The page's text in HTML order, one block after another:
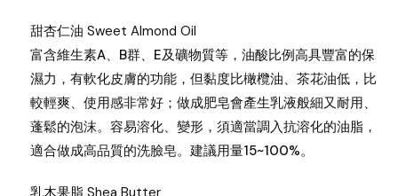
甜杏仁油 Sweet Almond Oil
富含維生素A、B群、E及礦物質等，油酸比例高具豐富的保
濕力，有軟化皮膚的功能，但黏度比橄欖油、茶花油低，比
較輕爽、使用感非常好；做成肥皂會產生乳液般細又耐用、
蓬鬆的泡沫。容易溶化、變形，須適當調入抗溶化的油脂，
適合做成高品質的洗臉皂。建議用量15~100%。